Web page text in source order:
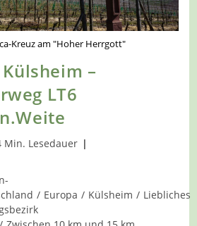
Kreuz am "Hoher Herrgott"
–
LT6
Min. Lesedauer
/ Europa / Külsheim / Liebliches